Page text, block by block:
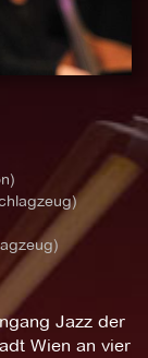
Jazz der
Wien an vier